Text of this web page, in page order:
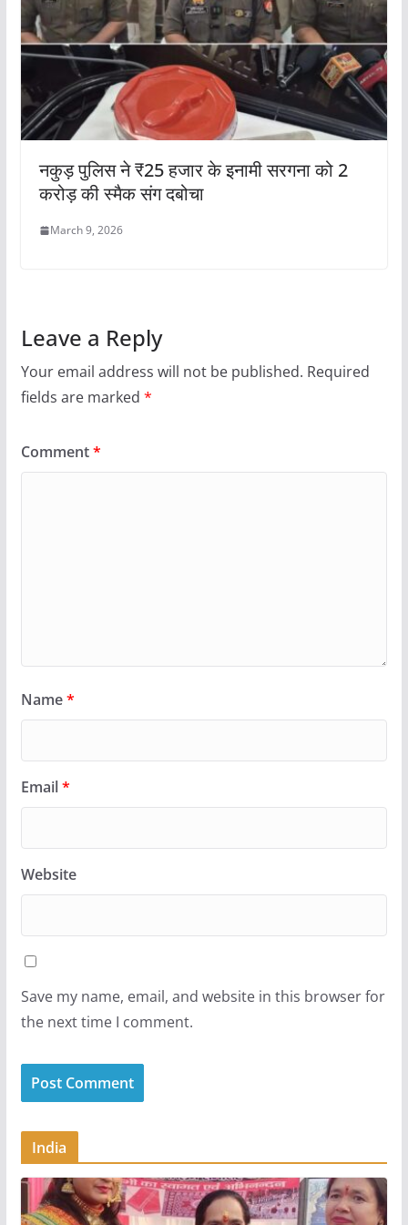
नकुड़ पुलिस ने ₹25 हजार के इनामी सरगना को 2
करोड़ की स्मैक संग दबोचा
March 9, 2026
Leave a Reply
Your email address will not be published. Required
fields are marked *
Comment*
Name*
Email*
Website
Save my name, email, and website in this browser for
the next time I comment.
India